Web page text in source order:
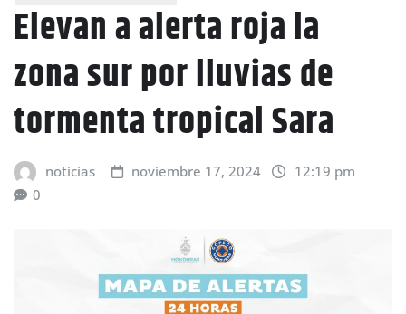
Elevan a alerta roja la
zona sur por lluvias de
tormenta tropical Sara
noticias noviembre 17, 2024
12:19 pm
0